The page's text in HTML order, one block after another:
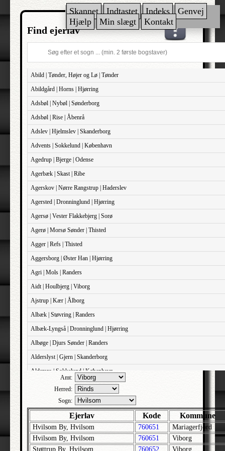
Skannet Indtastet Indeks
Genvej
Hjælp
Min slægt Kontakt
Find ejerlav
Abild | Tønder, Højer og Lø | Tønder
Abildgård | Horns | Hjørring
Adsbøl | Nybøl | Sønderborg
Adsbøl | Rise | Åbenrå
Adslev | Hjelmslev | Skanderborg
Advents | Sokkelund | København
Agedrup | Bjerge | Odense
Agerbæk | Skast | Ribe
Agerskov | Nørre Rangstrup | Haderslev
Agersted | Dronninglund | Hjørring
Agersø | Vester Flakkebjerg | Sorø
Agerø | Morsø Sønder | Thisted
Agger | Refs | Thisted
Aggersborg | Øster Han | Hjørring
Agri | Mols | Randers
Aidt | Houlbjerg | Viborg
Ajstrup | Kær | Ålborg
Albæk | Støvring | Randers
Albæk-Lyngså | Dronninglund | Hjørring
Albøge | Djurs Sønder | Randers
Alderslyst | Gjern | Skanderborg
Aldersro | Sokkelund | København
Allehelgens | Sokkelund | København
Aller | Sønder Tyrstrup | Haderslev
Allerslev | Bårse | Præstø
Allerslev | Voldborg | Roskilde
Allerup | Åsum | Odense
Amt:
Herred:
Sogn:
Ejerlav Kode Kommune
Hvilsom By, Hvilsom 760651
Mariagerfjord
Hvilsom By, Hvilsom
760651
Viborg
Støttrup By, Hvilsom
760652 Viborg